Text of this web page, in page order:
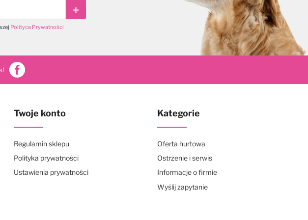
Subskrybuj
Polityce Prywatności
Twoje konto
Regulamin sklepu
Polityka prywatności
Ustawienia prywatności
Kategorie
Oferta hurtowa
Ostrzenie i serwis
Informacje o firmie
Wyślij zapytanie